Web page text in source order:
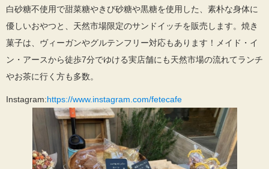
白砂糖不使用で甜菜糖やきび砂糖や黒糖を使用した、素朴な身体に
優しいおやつと、天然市場限定のサンドイッチを販売します。焼き
菓子は、ヴィーガンやグルテンフリー対応もあります！メイド・イ
ン・アースから徒歩7分でゆける実店舗にも天然市場の流れてランチ
やお茶に行く方も多数。
Instagram:https://www.instagram.com/fetecafe